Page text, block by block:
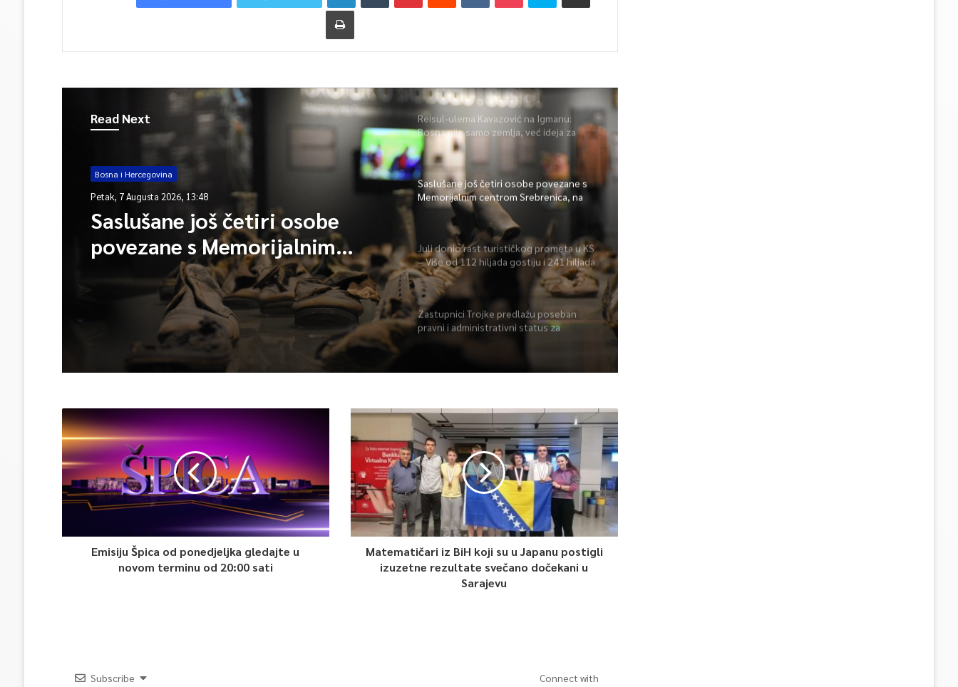
Read Next
Bosna i Hercegovina
Petak, 7 Augusta 2026, 13:48
Saslušane još četiri osobe
povezane s Memorijalnim
centrom Srebrenica, na spisku
ukupno 26
Reisul-ulema Kavazović na Igmanu:
Bosna nije samo zemlja, već ideja za
koju se živi
Saslušane još četiri osobe povezane s
Memorijalnim centrom Srebrenica, na
spisku ukupno 26
Juli donio rast turističkog prometa u KS
– Više od 112 hiljada gostiju i 241 hiljada
noćenja
Zastupnici Trojke predlažu poseban
pravni i administrativni status za
Emisiju Špica od ponedjeljka gledajte u
novom terminu od 20:00 sati
Matematičari iz BiH koji su u Japanu postigli
izuzetne rezultate svečano dočekani u
Sarajevu
Subscribe Connect with